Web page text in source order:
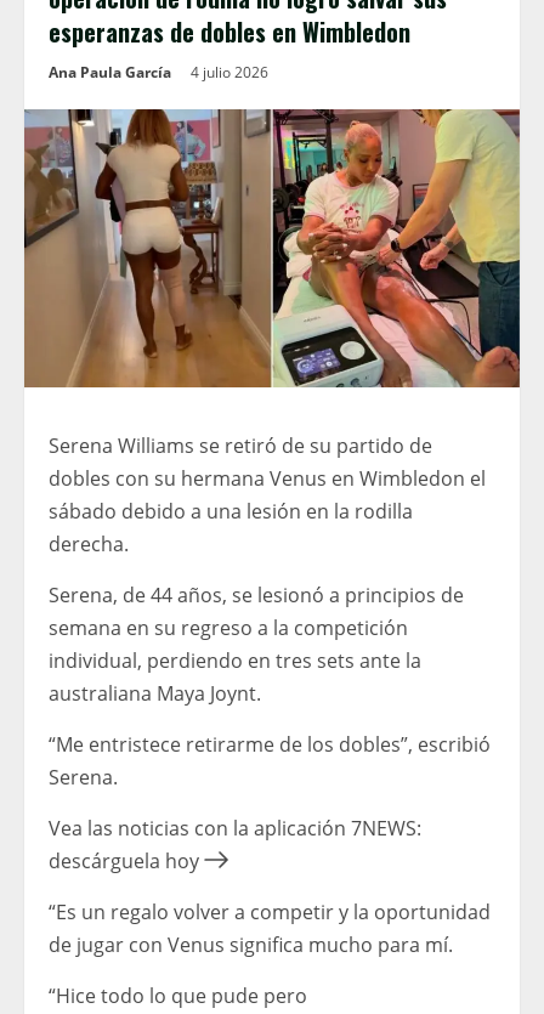
esperanzas de dobles en Wimbledon
Ana Paula García 4 julio 2026
Serena Williams se retiró de su partido de
dobles con su hermana Venus en Wimbledon el
sábado debido a una lesión en la rodilla
derecha.
Serena, de 44 años, se lesionó a principios de
semana en su regreso a la competición
individual, perdiendo en tres sets ante la
australiana Maya Joynt.
“Me entristece retirarme de los dobles”, escribió
Serena.
Vea las noticias con la aplicación 7NEWS:
descárguela hoy
“Es un regalo volver a competir y la oportunidad
de jugar con Venus significa mucho para mí.
“Hice todo lo que pude pero